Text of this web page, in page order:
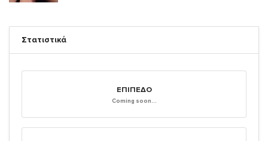
Στατιστικά
ΕΠΊΠΕΔΟ
Coming soon...